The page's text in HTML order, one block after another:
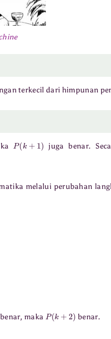
terkecil dari himpunan
( k +juga benar.
melalui perubahan
benar, maka P(k +2 ) benar.